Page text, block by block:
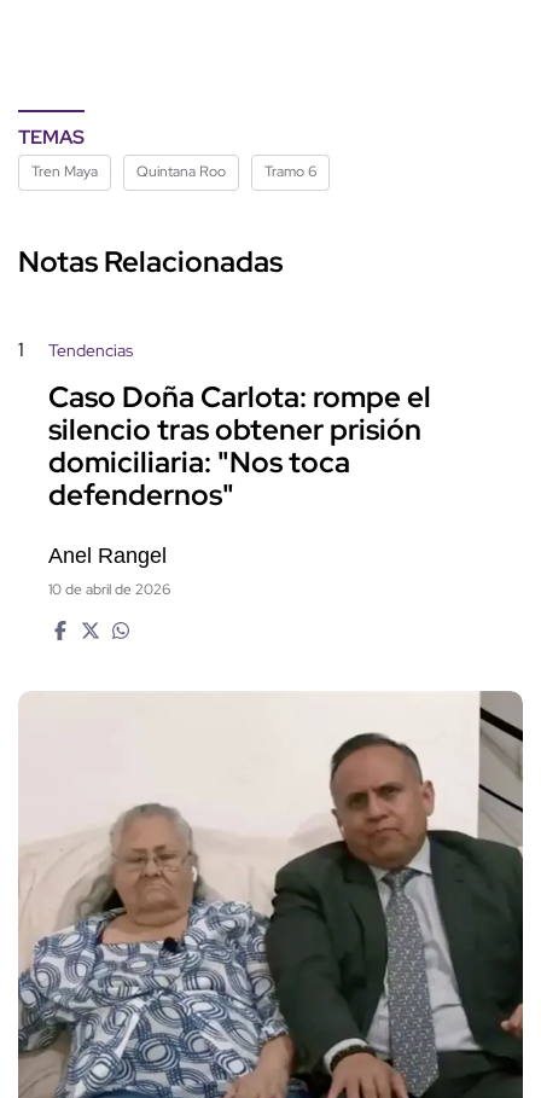
TEMAS
Tren Maya Quintana Roo Tramo 6
Notas Relacionadas
1 Tendencias
Caso Doña Carlota: rompe el
silencio tras obtener prisión
domiciliaria: "Nos toca
defendernos"
Anel Rangel
10 de abril de 2026